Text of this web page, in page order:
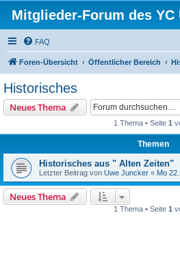
Mitglieder-Forum des YC
FAQ
Foren-Übersicht Öffentlicher Bereich
Historisches
Neues Thema
1 Thema • Seite 1
Themen
Historisches aus " Alten Zeiten"
Letzter Beitrag von Uwe Juncker « Mo
Neues Thema
1 Thema • Seite 1